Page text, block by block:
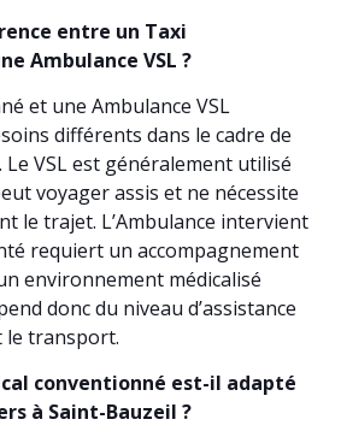
entre un Taxi
Ambulance VSL ?
et une Ambulance VSL
différents dans le cadre de
Le VSL est généralement utilisé
voyager assis et ne nécessite
le trajet. L’Ambulance intervient
requiert un accompagnement
environnement médicalisé
donc du niveau d’assistance
le transport.
conventionné est-il adapté
à Saint-Bauzeil ?